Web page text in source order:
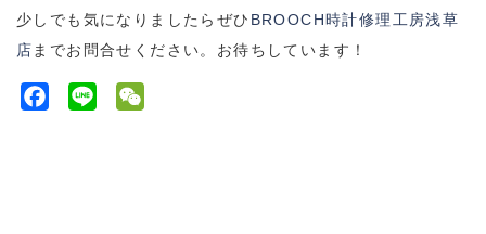
少しでも気になりましたらぜひ BROOCH時計修理工房浅草
店までお問合せください。お待ちしています！